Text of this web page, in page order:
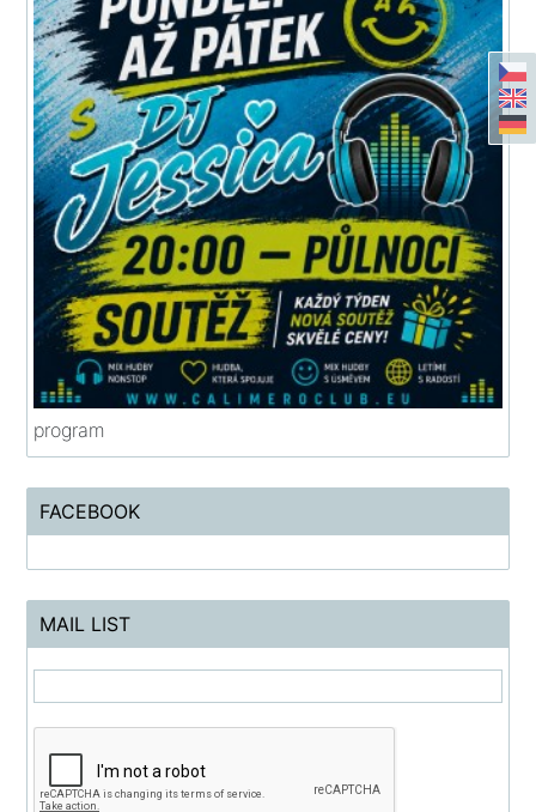
program
FACEBOOK
MAIL LIST